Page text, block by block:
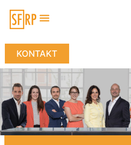
KONTAKT